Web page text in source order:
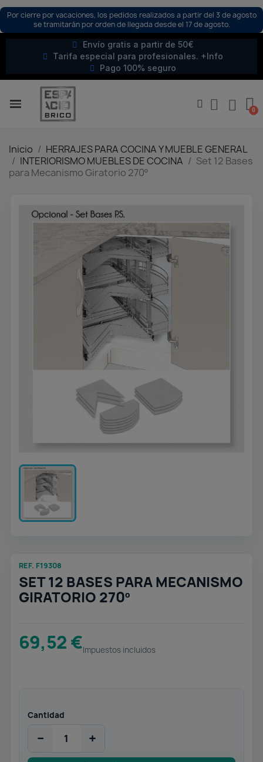
Por cierre por vacaciones, los pedidos realizados a partir del 3 de agosto
se tramitarán por orden de llegada desde el 17 de agosto.
Envío gratis a partir de 50€
Tarifa especial para profesionales. +Info
Pago 100% seguro
Inicio
HERRAJES PARA COCINA Y MUEBLE GENERAL
INTERIORISMO MUEBLES DE COCINA
Set 12 Bases
para Mecanismo Giratorio 270º
REF. F19308
SET 12 BASES PARA MECANISMO
GIRATORIO 270º
69,52 €Impuestos incluidos
Cantidad
− +